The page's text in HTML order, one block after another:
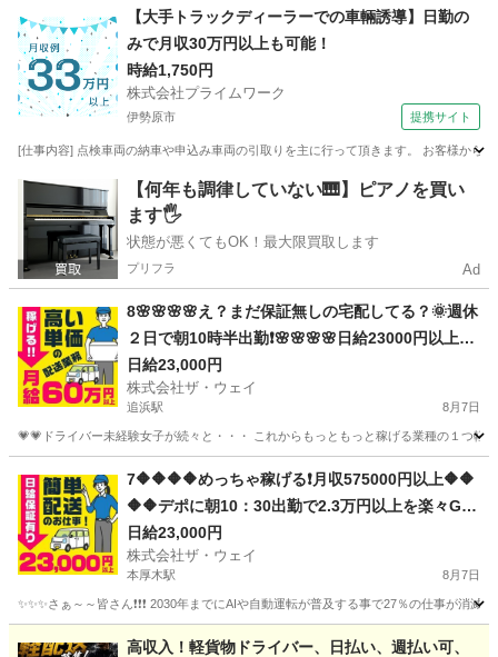
新羽駅 ドライバー ネットスーパー
【大手トラックディーラーでの車輛誘導】日勤の
みで月収30万円以上も可能！
時給1,750円
株式会社プライムワーク
伊勢原市 提携サイト
[仕事内容] 点検車両の納車や申込み車両の引取りを主に行って頂きます。 お客様から
神奈川 伊勢原市 ドライバー
【何年も調律していない🎹】ピアノを買い
ます🖐️
状態が悪くてもOK！最大限買取します
プリフラ Ad
8🌸🌸🌸🌸え？まだ保証無しの宅配してる？🌞週休
２日で朝10時半出勤❗️🌸🌸🌸🌸日給23000円以上🌸
安定収入で女子いっぱい🎉さぁ～集まれ～
日給23,000円
株式会社ザ・ウェイ
追浜駅 8月7日
💗💗ドライバー未経験女子が続々と・・・ これからもっともっと稼げる業種の１つ軽
追浜駅 ドライバー ネットスーパー
7🔶🔶🔶🔶めっちゃ稼げる❗️月収575000円以上🔶🔶
🔶🔶デポに朝10：30出勤で2.3万円以上を楽々GE
T❗️お寝坊さん大集合🎵軽貨物ドライバー🌸🌸
日給23,000円
株式会社ザ・ウェイ
本厚木駅 8月7日
✨✨✨さぁ～～皆さん❗️❗️❗️ 2030年までにAIや自動運転が普及する事で27％の仕事が消
本厚木駅 ドライバー ネットスーパー
高収入！軽貨物ドライバー、日払い、週払い可、